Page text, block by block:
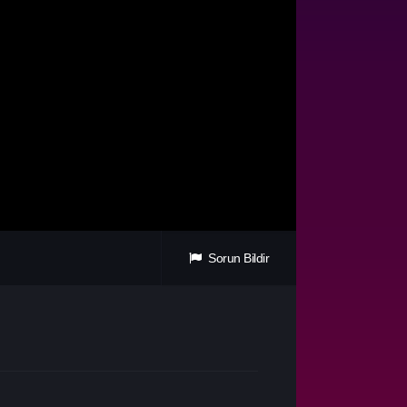
Sorun Bildir